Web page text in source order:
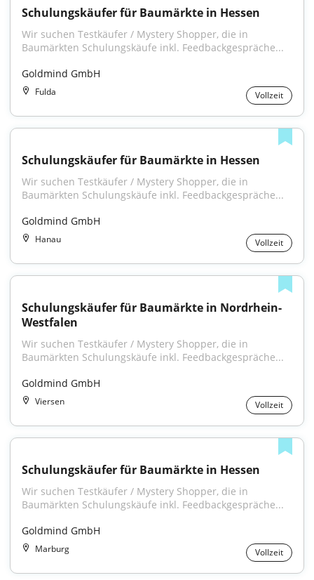
Schulungskäufer für Baumärkte in Hessen
Wir suchen Testkäufer / Mystery Shopper, die in
Baumärkten Schulungskäufe inkl. Feedbackgespräche...
Goldmind GmbH
Fulda Vollzeit
Schulungskäufer für Baumärkte in Hessen
Wir suchen Testkäufer / Mystery Shopper, die in
Baumärkten Schulungskäufe inkl. Feedbackgespräche...
Goldmind GmbH
Hanau Vollzeit
Schulungskäufer für Baumärkte in Nordrhein-
Westfalen
Wir suchen Testkäufer / Mystery Shopper, die in
Baumärkten Schulungskäufe inkl. Feedbackgespräche...
Goldmind GmbH
Viersen Vollzeit
Schulungskäufer für Baumärkte in Hessen
Wir suchen Testkäufer / Mystery Shopper, die in
Baumärkten Schulungskäufe inkl. Feedbackgespräche...
Goldmind GmbH
Marburg Vollzeit